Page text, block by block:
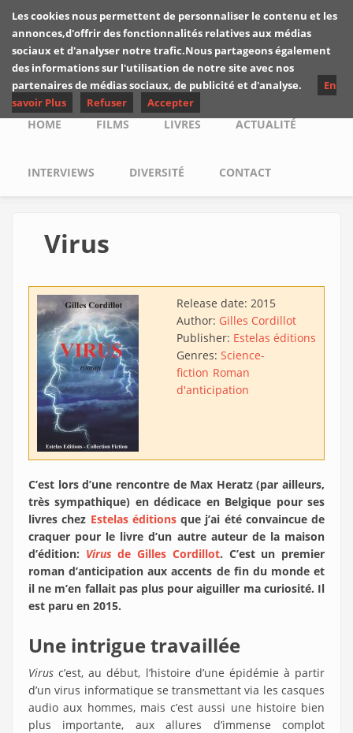
Skip to main content
Les critiques de
Yuyine
Main menu
HOME FILMS LIVRES ACTUALITÉ
INTERVIEWS DIVERSITÉ CONTACT
Virus
Release date: 2015
Author: Gilles Cordillot
Publisher: Estelas éditions
Genres: Science-
fiction Roman
d'anticipation
C’est lors d’une rencontre de Max Heratz (par ailleurs,
très sympathique) en dédicace en Belgique pour ses
livres chez Estelas éditions que j’ai été convaincue de
craquer pour le livre d’un autre auteur de la maison
d’édition: Virus de Gilles Cordillot. C’est un premier
roman d’anticipation aux accents de fin du monde et
il ne m’en fallait pas plus pour aiguiller ma curiosité. Il
est paru en 2015.
Une intrigue travaillée
Virus c’est, au début, l’histoire d’une épidémie à partir
d’un virus informatique se transmettant via les casques
audio aux hommes, mais c’est aussi une histoire bien
plus importante, aux allures d’immense complot
Les cookies nous permettent de personnaliser le contenu et les
annonces,d'offrir des fonctionnalités relatives aux médias
sociaux et d'analyser notre trafic.Nous partageons également
des informations sur l'utilisation de notre site avec nos
partenaires de médias sociaux, de publicité et d'analyse.
En
savoir Plus
Refuser Accepter